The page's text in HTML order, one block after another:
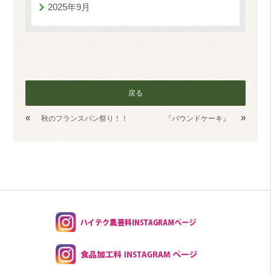
2025年9月
戻る
« 秋のフランスパン祭り！！ 『パウンドケーキ』 »